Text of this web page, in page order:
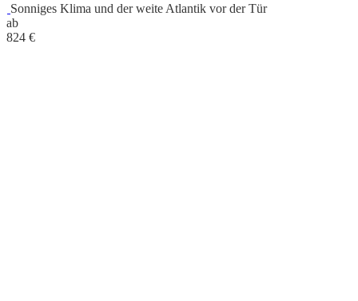
Sonniges Klima und der weite Atlantik vor der Tür
ab
824 €